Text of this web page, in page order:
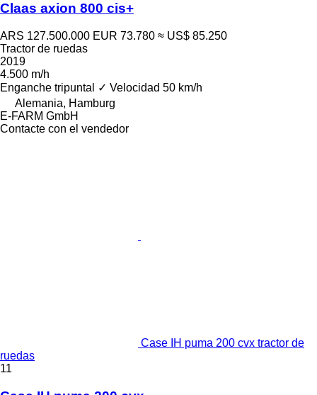
Claas axion 800 cis+
ARS 127.500.000 EUR 73.780 ≈ US$ 85.250
Tractor de ruedas
2019
4.500 m/h
Enganche tripuntal
✓ Velocidad 50 km/h
Alemania, Hamburg
E-FARM GmbH
Contacte con el vendedor
Case IH puma 200 cvx tractor de
ruedas
11